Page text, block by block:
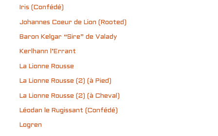
Iris (Confédé)
Johannes Coeur de Lion (Rooted)
Baron Kelgar “Sire” de Valady
Kerlhann l’Errant
La Lionne Rousse
La Lionne Rousse (2) (à Pied)
La Lionne Rousse (2) (à Cheval)
Léodan le Rugissant (Confédé)
Logren